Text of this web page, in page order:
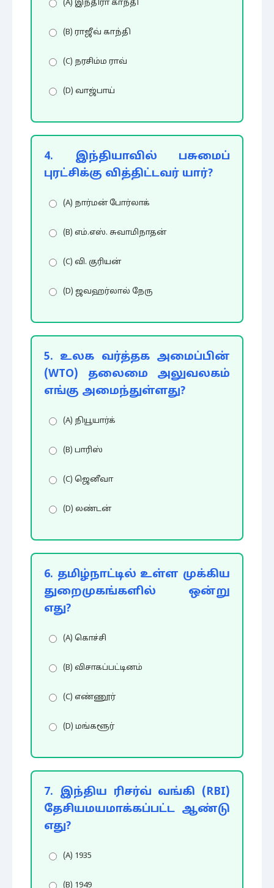
(A) இந்திரா காந்தி
(B) ராஜீவ் காந்தி
(C) நரசிம்ம ராவ்
(D) வாஜ்பாய்
4. இந்தியாவில் பசுமைப்
புரட்சிக்கு வித்திட்டவர் யார்?
(A) நார்மன் போர்லாக்
(B) எம்.எஸ். சுவாமிநாதன்
(C) வி. குரியன்
(D) ஜவஹர்லால் நேரு
5. உலக வர்த்தக அமைப்பின்
(WTO) தலைமை அலுவலகம்
எங்கு அமைந்துள்ளது?
(A) நியூயார்க்
(B) பாரிஸ்
(C) ஜெனீவா
(D) லண்டன்
6. தமிழ்நாட்டில் உள்ள முக்கிய
துறைமுகங்களில் ஒன்று
எது?
(A) கொச்சி
(B) விசாகப்பட்டினம்
(C) எண்ணூர்
(D) மங்களூர்
7. இந்திய ரிசர்வ் வங்கி (RBI)
தேசியமயமாக்கப்பட்ட ஆண்டு
எது?
(A) 1935
(B) 1949